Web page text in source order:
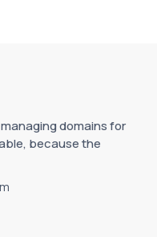
domains for
because the